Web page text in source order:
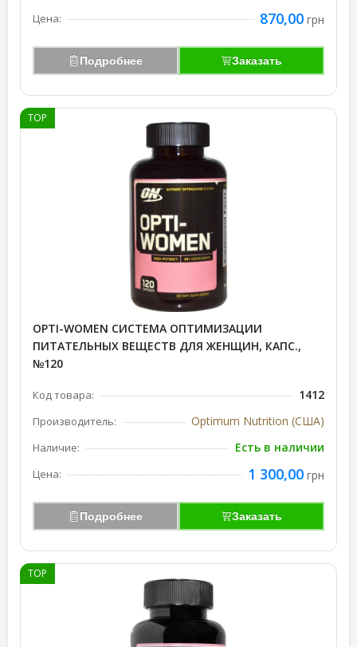
Цена: 870,00 грн
Подробнее Заказать
TOP
OPTI-WOMEN СИСТЕМА ОПТИМИЗАЦИИ
ПИТАТЕЛЬНЫХ ВЕЩЕСТВ ДЛЯ ЖЕНЩИН, КАПС.,
№120
Код товара: 1412
Производитель: Optimum Nutrition (США)
Наличие: Есть в наличии
Цена: 1 300,00 грн
Подробнее Заказать
TOP